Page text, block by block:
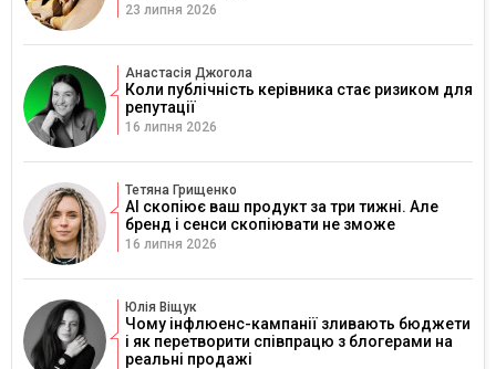
23 липня 2026
Анастасія Джогола
Коли публічність керівника стає ризиком для
репутації
16 липня 2026
Тетяна Грищенко
AI скопіює ваш продукт за три тижні. Але
бренд і сенси скопіювати не зможе
16 липня 2026
Юлія Віщук
Чому інфлюенс-кампанії зливають бюджети
і як перетворити співпрацю з блогерами на
реальні продажі